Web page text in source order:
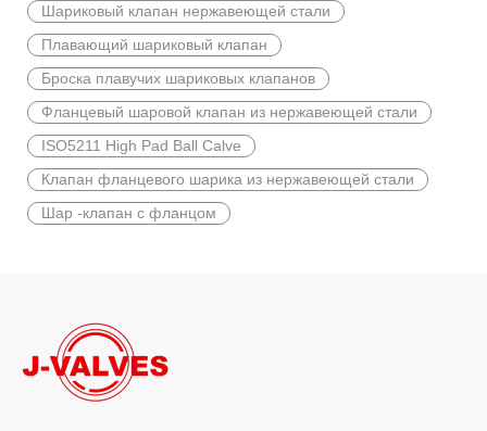
2026-06-13
Y-фильтр: эффективное решение для защиты трубопровода от J-VALVES
Y-образный фильтр — это важное устройство для
Шариковый клапан нержавеющей стали
Плавающий шариковый клапан
Броска плавучих шариковых клапанов
Фланцевый шаровой клапан из нержавеющей стали
ISO5211 High Pad Ball Calve
Клапан фланцевого шарика из нержавеющей стали
Шар -клапан с фланцом